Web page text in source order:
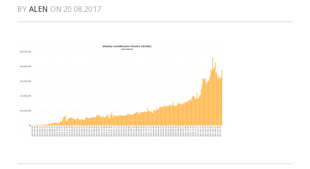
BY ALEN ON 20.08.2017